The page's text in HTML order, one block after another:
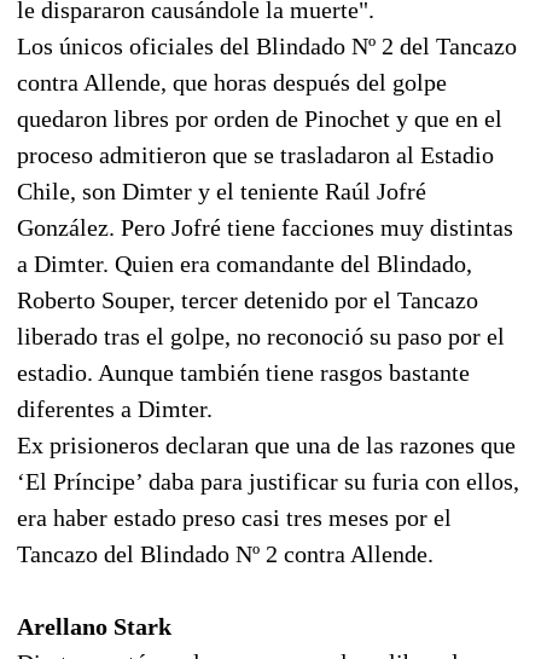
le dispararon causándole la muerte".
Los únicos oficiales del Blindado Nº 2 del Tancazo
contra Allende, que horas después del golpe
quedaron libres por orden de Pinochet y que en el
proceso admitieron que se trasladaron al Estadio
Chile, son Dimter y el teniente Raúl Jofré
González. Pero Jofré tiene facciones muy distintas
a Dimter. Quien era comandante del Blindado,
Roberto Souper, tercer detenido por el Tancazo
liberado tras el golpe, no reconoció su paso por el
estadio. Aunque también tiene rasgos bastante
diferentes a Dimter.
Ex prisioneros declaran que una de las razones que
‘El Príncipe’ daba para justificar su furia con ellos,
era haber estado preso casi tres meses por el
Tancazo del Blindado Nº 2 contra Allende.
Arellano Stark